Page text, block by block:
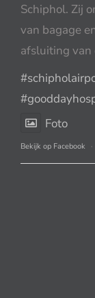
Schiphol. Zij
van bagage
afsluiting van
Foto
Bekijk op Facebook ·